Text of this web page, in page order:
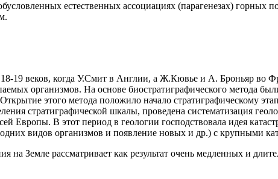
естественных ассоциациях (парагенезах) горных
18-19 веков, когда У.Смит в Англии, а Ж.Кювье и А. Броньяр
организмов. На основе биостратиграфического метода
этого метода положило начало стратиграфическому
стратиграфической шкалы, проведена систематизация
Европы. В этот период в геологии господствовала идея
видов организмов и появление новых и др.) с крупными
на Земле рассматривает как результат очень медленных и